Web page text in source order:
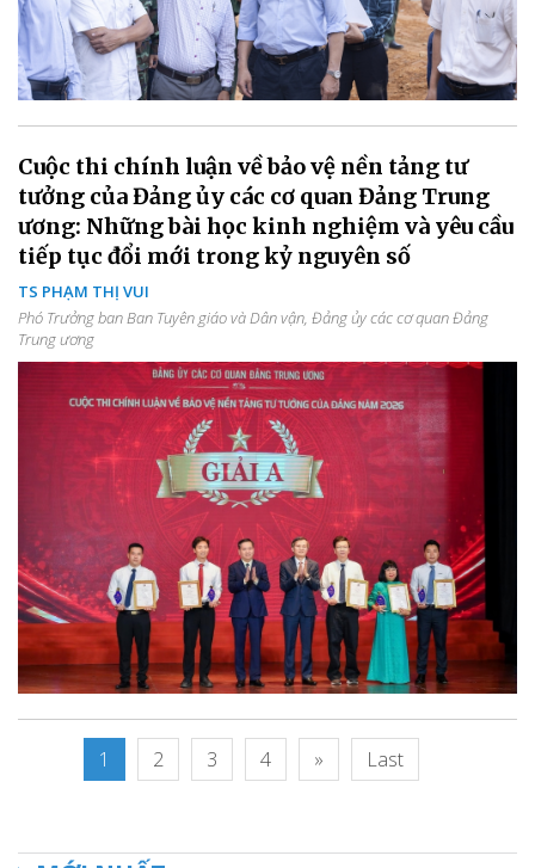
Cuộc thi chính luận về bảo vệ nền tảng tư
tưởng của Đảng ủy các cơ quan Đảng Trung
ương: Những bài học kinh nghiệm và yêu cầu
tiếp tục đổi mới trong kỷ nguyên số
TS PHẠM THỊ VUI
Phó Trưởng ban Ban Tuyên giáo và Dân vận, Đảng ủy các cơ quan Đảng
Trung ương
1 2 3 4 » Last